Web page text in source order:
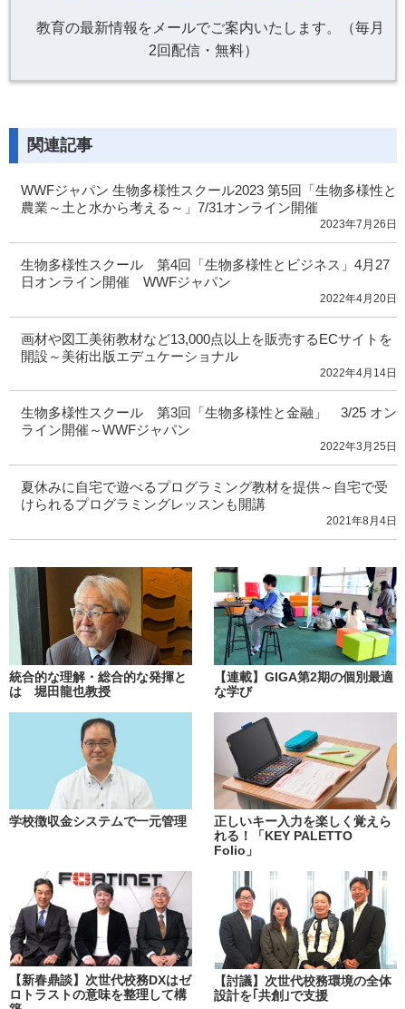
教育の最新情報をメールでご案内いたします。（毎月
2回配信・無料）
関連記事
WWFジャパン 生物多様性スクール2023 第5回「生物多様性と
農業～土と水から考える～」7/31オンライン開催
2023年7月26日
生物多様性スクール 第4回「生物多様性とビジネス」4月27
日オンライン開催 WWFジャパン
2022年4月20日
画材や図工美術教材など13,000点以上を販売するECサイトを
開設～美術出版エデュケーショナル
2022年4月14日
生物多様性スクール 第3回「生物多様性と金融」 3/25 オン
ライン開催～WWFジャパン
2022年3月25日
夏休みに自宅で遊べるプログラミング教材を提供～自宅で受
けられるプログラミングレッスンも開講
2021年8月4日
統合的な理解・総合的な発揮と
は 堀田龍也教授
【連載】GIGA第2期の個別最適
な学び
学校徴収金システムで一元管理
正しいキー入力を楽しく覚えら
れる！「KEY PALETTO
Folio」
【新春鼎談】次世代校務DXはゼ
ロトラストの意味を整理して構
【討議】次世代校務環境の全体
設計を｢共創｣で支援